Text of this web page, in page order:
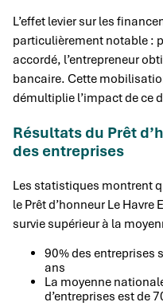
L’effet levier sur les
particulièrement notable :
accordé, l’entrepreneur
bancaire. Cette
démultiplie l’impact de ce
Résultats du Prêt
des entreprises
Les statistiques montrent
le Prêt d’honneur Le
survie supérieur à la
90% des entreprises
ans
La moyenne
d’entreprises est de